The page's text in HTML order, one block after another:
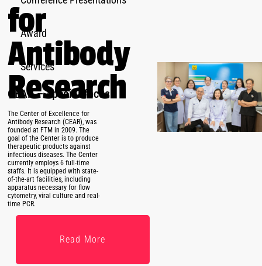
Award
Services
for
Antibody
Research
CEAR – special focus
The Center of Excellence for
Antibody Research (CEAR), was
founded at FTM in 2009. The
goal of the Center is to produce
therapeutic products against
infectious diseases. The Center
currently employs 6 full-time
staffs. It is equipped with state-
of-the-art facilities, including
apparatus necessary for flow
cytometry, viral culture and real-
time PCR.
Read More